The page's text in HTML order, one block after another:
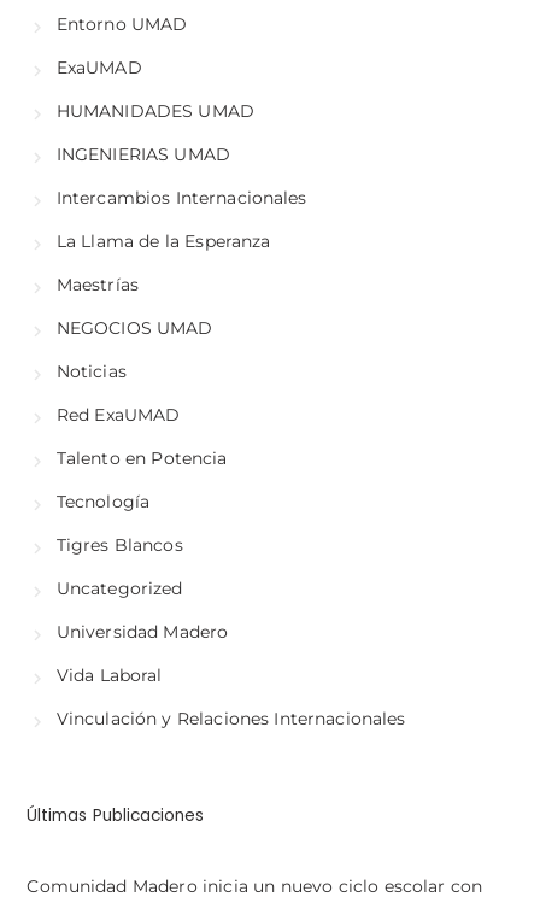
Entorno UMAD
ExaUMAD
HUMANIDADES UMAD
INGENIERIAS UMAD
Intercambios Internacionales
La Llama de la Esperanza
Maestrías
NEGOCIOS UMAD
Noticias
Red ExaUMAD
Talento en Potencia
Tecnología
Tigres Blancos
Uncategorized
Universidad Madero
Vida Laboral
Vinculación y Relaciones Internacionales
Últimas Publicaciones
Comunidad Madero inicia un nuevo ciclo escolar con